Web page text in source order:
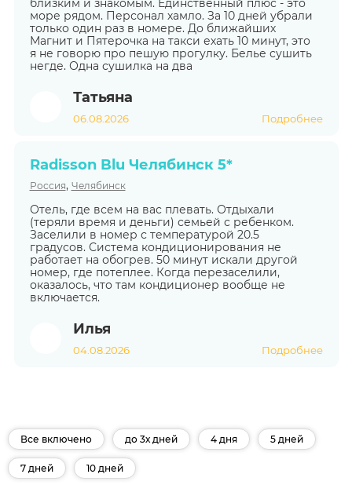
море рядом. Персонал хамло. За 10 дней убрали
только один раз в номере. До ближайших
Магнит и Пятерочка на такси ехать 10 минут, это
я не говорю про пешую прогулку. Белье сушить
негде. Одна сушилка на два
Татьяна
06.08.2026 Подробнее
Radisson Blu Челябинск 5*
Россия, Челябинск
Отель, где всем на вас плевать. Отдыхали
(теряли время и деньги) семьей с ребенком.
Заселили в номер с температурой 20.5
градусов. Система кондиционирования не
работает на обогрев. 50 минут искали другой
номер, где потеплее. Когда перезаселили,
оказалось, что там кондиционер вообще не
включается.
Илья
04.08.2026 Подробнее
Все включено до 3х дней 4 дня 5 дней
7 дней 10 дней